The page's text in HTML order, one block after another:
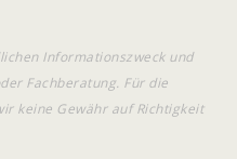
Informationszweck und
Fachberatung. Für die
keine Gewähr auf Richtigkeit